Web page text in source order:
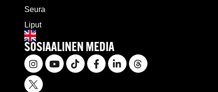
Seura
Liput
SOSIAALINEN MEDIA